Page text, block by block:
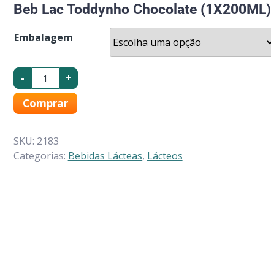
Beb Lac Toddynho Chocolate (1X200ML)
Embalagem
- +
Comprar
SKU: 2183
Categorias: Bebidas Lácteas, Lácteos